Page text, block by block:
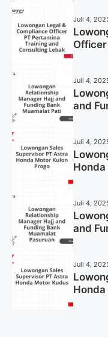
Juli 4,
Juli 4,
and
Juli 4,
Honda
Juli 4,
and
Juli 4,